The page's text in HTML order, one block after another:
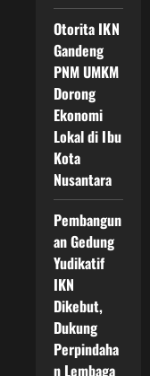
Otorita IKN
Gandeng
PNM UMKM
Dorong
Ekonomi
Lokal di Ibu
Kota
Nusantara
Pembangun
an Gedung
Yudikatif
IKN
Dikebut,
Dukung
Perpindaha
n Lembaga